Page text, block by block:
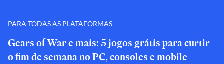
PARA TODAS AS PLATAFORMAS
Gears of War e mais: 5 jogos grátis para curtir
o fim de semana no PC, consoles e mobile